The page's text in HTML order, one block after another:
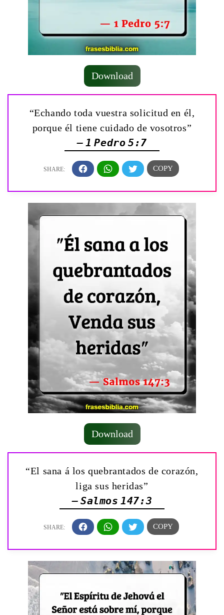
Download
“Echando toda vuestra solicitud en él,
porque él tiene cuidado de vosotros”
— 1 Pedro 5:7
Download
“El sana á los quebrantados de corazón,
liga sus heridas”
— Salmos 147:3